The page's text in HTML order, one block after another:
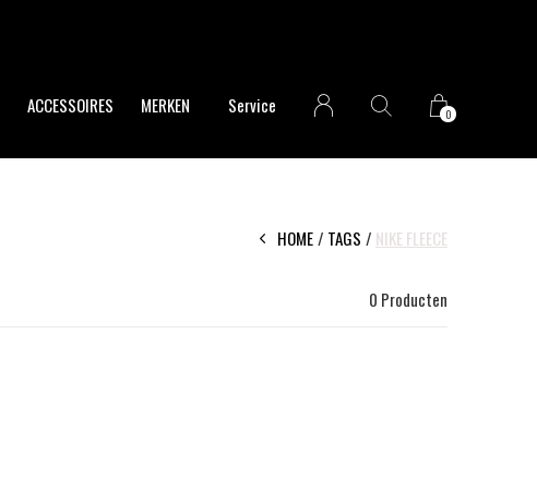
ACCESSOIRES MERKEN Service 0
HOME TAGS NIKE FLEECE
0 Producten